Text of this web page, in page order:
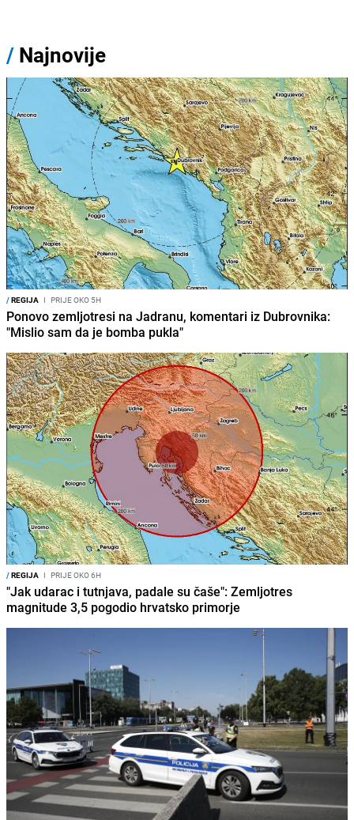
/ Najnovije
/REGIJA I PRIJE OKO 5H
Ponovo zemljotresi na Jadranu, komentari iz Dubrovnika:
"Mislio sam da je bomba pukla"
/REGIJA I PRIJE OKO 6H
"Jak udarac i tutnjava, padale su čaše": Zemljotres
magnitude 3,5 pogodio hrvatsko primorje